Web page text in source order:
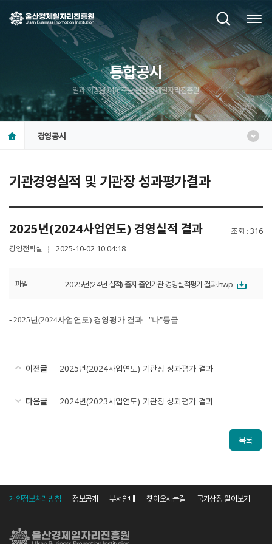
통합공시
일과 희망을 이어주는 울산경제일자리진흥원
경영공시
기관경영실적 및 기관장 성과평가결과
2025년(2024사업연도) 경영실적 결과 조회 316
경영전략실
2025-10-02 10:04:18
파일 2025년(‘24년 실적) 출자·출연기관 경영실적평가 결과.hwp
- 2025년(2024사업연도) 경영평가 결과 : "나"등급
이전글 2025년(2024사업연도) 기관장 성과평가 결과
다음글 2024년(2023사업연도) 기관장 성과평가 결과
목록
개인정보처리방침 정보공개 부서안내 찾아오시는길 국가상징 알아보기